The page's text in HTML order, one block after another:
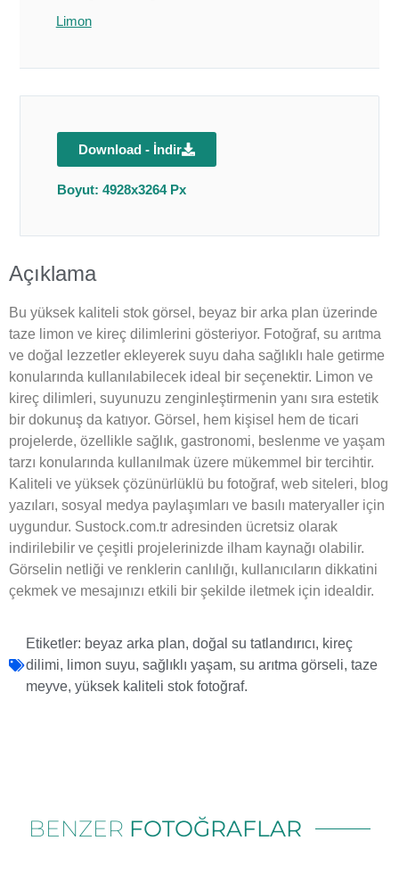
Limon
Download - İndir
Boyut: 4928x3264 Px
Açıklama
Bu yüksek kaliteli stok görsel, beyaz bir arka plan üzerinde
taze limon ve kireç dilimlerini gösteriyor. Fotoğraf, su arıtma
ve doğal lezzetler ekleyerek suyu daha sağlıklı hale getirme
konularında kullanılabilecek ideal bir seçenektir. Limon ve
kireç dilimleri, suyunuzu zenginleştirmenin yanı sıra estetik
bir dokunuş da katıyor. Görsel, hem kişisel hem de ticari
projelerde, özellikle sağlık, gastronomi, beslenme ve yaşam
tarzı konularında kullanılmak üzere mükemmel bir tercihtir.
Kaliteli ve yüksek çözünürlüklü bu fotoğraf, web siteleri, blog
yazıları, sosyal medya paylaşımları ve basılı materyaller için
uygundur. Sustock.com.tr adresinden ücretsiz olarak
indirilebilir ve çeşitli projelerinizde ilham kaynağı olabilir.
Görselin netliği ve renklerin canlılığı, kullanıcıların dikkatini
çekmek ve mesajınızı etkili bir şekilde iletmek için idealdir.
Etiketler: beyaz arka plan, doğal su tatlandırıcı, kireç
dilimi, limon suyu, sağlıklı yaşam, su arıtma görseli, taze
meyve, yüksek kaliteli stok fotoğraf.
BENZER FOTOĞRAFLAR